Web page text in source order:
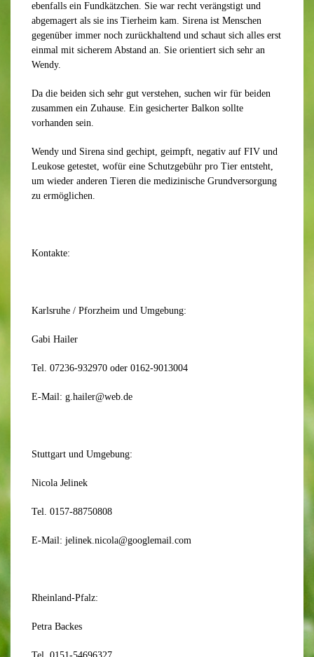
ebenfalls ein Fundkätzchen. Sie war recht verängstigt und
abgemagert als sie ins Tierheim kam. Sirena ist Menschen
gegenüber immer noch zurückhaltend und schaut sich alles erst
einmal mit sicherem Abstand an. Sie orientiert sich sehr an
Wendy.
Da die beiden sich sehr gut verstehen, suchen wir für beiden
zusammen ein Zuhause. Ein gesicherter Balkon sollte
vorhanden sein.
Wendy und Sirena sind gechipt, geimpft, negativ auf FIV und
Leukose getestet, wofür eine Schutzgebühr pro Tier entsteht,
um wieder anderen Tieren die medizinische Grundversorgung
zu ermöglichen.
Kontakte:
Karlsruhe / Pforzheim und Umgebung:
Gabi Hailer
Tel. 07236-932970 oder 0162-9013004
E-Mail: g.hailer@web.de
Stuttgart und Umgebung:
Nicola Jelinek
Tel. 0157-88750808
E-Mail: jelinek.nicola@googlemail.com
Rheinland-Pfalz:
Petra Backes